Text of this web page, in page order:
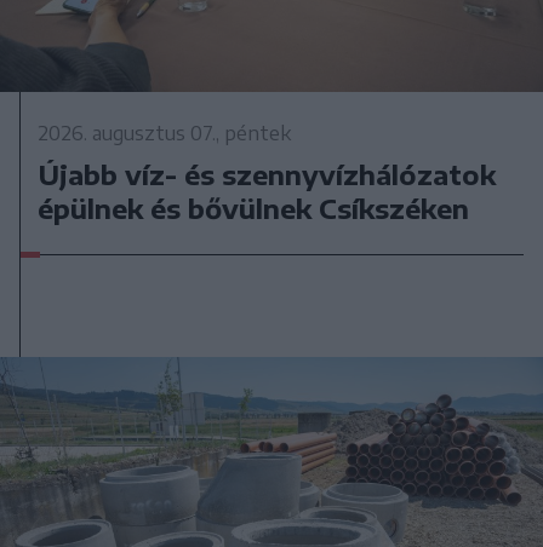
2026. augusztus 07., péntek
Újabb víz- és szennyvízhálózatok
épülnek és bővülnek Csíkszéken